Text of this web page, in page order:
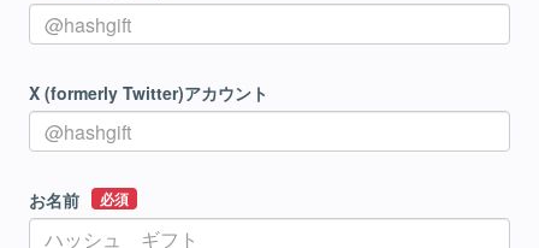
X (formerly Twitter)アカウント
お名前 必須